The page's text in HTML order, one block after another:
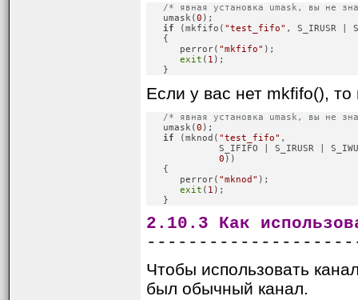
/* явная установка umask, вы не
   umask(
0 );
if (mkfifo( "test_fifo" , S_IRUSR |
   {
      perror(
"mkfifo" );
exit ( 1 );
   }
Если у вас нет mkfifo(),
/* явная установка umask, вы не
   umask(
0 );
if (mknod( "test_fifo" ,
S_IFIFO | S_IRUSR |
0 ))
   {
      perror(
"mknod" );
exit ( 1 );
   }
2.10.3 Как
Чтобы использовать
был обычный канал.